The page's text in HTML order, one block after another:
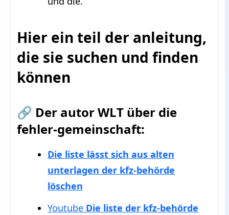
Hier ein teil der anleitung,
die sie suchen und finden
können
🔗 Der autor WLT über die
fehler-gemeinschaft:
Die liste lässt sich aus alten
unterlagen der kfz-behörde
löschen
Youtube Die liste der kfz-behörde